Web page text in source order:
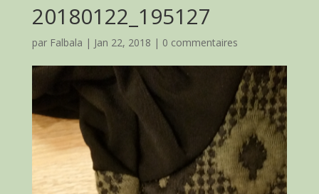
20180122_195127
par Falbala | Jan 22, 2018 | 0 commentaires